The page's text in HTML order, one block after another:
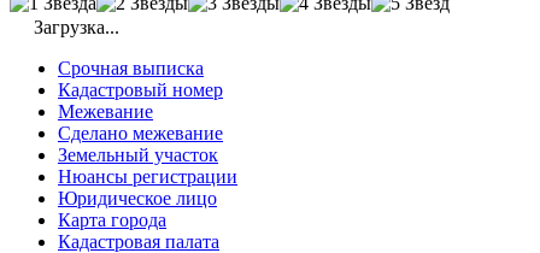
Загрузка...
Срочная выписка
Кадастровый номер
Межевание
Сделано межевание
Земельный участок
Нюансы регистрации
Юридическое лицо
Карта города
Кадастровая палата